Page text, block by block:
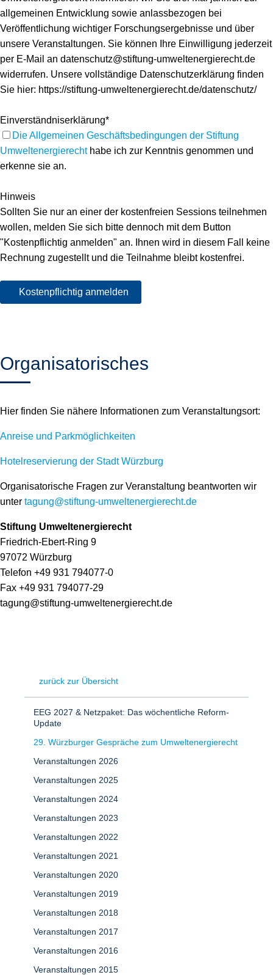
allgemeinen Entwicklung sowie anlassbezogen bei
Veröffentlichung wichtiger Forschungsergebnisse und über
unsere Veranstaltungen. Sie können Ihre Einwilligung jederzeit
per E-Mail an datenschutz@stiftung-umweltenergierecht.de
widerrufen. Unsere vollständige Datenschutzerklärung finden
Sie hier: https://stiftung-umweltenergierecht.de/datenschutz/
Einverständniserklärung*
Die Allgemeinen Geschäftsbedingungen der Stiftung
Umweltenergierechthabe ich zur Kenntnis genommen und
erkenne sie an.
Hinweis
Sollten Sie nur an einer der kostenfreien Sessions teilnehmen
wollen, melden Sie sich bitte dennoch mit dem Button
"Kostenpflichtig anmelden" an. Ihnen wird in diesem Fall keine
Rechnung zugestellt und die Teilnahme bleibt kostenfrei.
Organisatorisches
Hier finden Sie nähere Informationen zum Veranstaltungsort:
Anreise und Parkmöglichkeiten
Hotelreservierung der Stadt Würzburg
Organisatorische Fragen zur Veranstaltung beantworten wir
unter tagung@stiftung-umweltenergierecht.de
Stiftung Umweltenergierecht
Friedrich-Ebert-Ring 9
97072 Würzburg
Telefon +49 931 794077-0
Fax +49 931 794077-29
tagung@stiftung-umweltenergierecht.de
zurück zur Übersicht
EEG 2027 & Netzpaket: Das wöchentliche Reform-
Update
29. Würzburger Gespräche zum Umweltenergierecht
Veranstaltungen 2026
Veranstaltungen 2025
Veranstaltungen 2024
Veranstaltungen 2023
Veranstaltungen 2022
Veranstaltungen 2021
Veranstaltungen 2020
Veranstaltungen 2019
Veranstaltungen 2018
Veranstaltungen 2017
Veranstaltungen 2016
Veranstaltungen 2015